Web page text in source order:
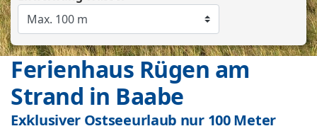
Ferienhaus Rügen am
Strand in Baabe
Exklusiver Ostseeurlaub nur 100 Meter